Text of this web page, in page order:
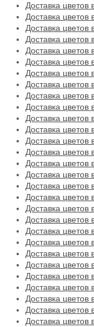
Доставка цветов
Доставка
Доставка
Доставка цветов
Доставка
Доставка цветов
Доставка цветов
Доставка цветов
Доставка цветов
Доставка цветов
Доставка
Доставка цветов
Доставка
Доставка цветов
Доставка цветов
Доставка
Доставка цветов
Доставка цветов
Доставка цветов
Доставка цветов
Доставка цветов
Доставка цветов
Доставка цветов
Доставка цветов
Доставка цветов
Доставка цветов
Доставка цветов
Доставка цветов
Доставка цветов